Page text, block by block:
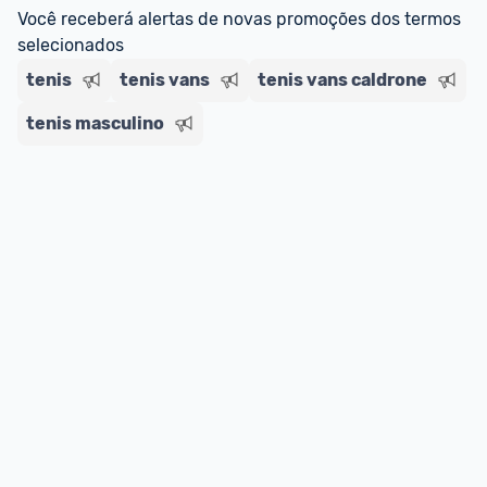
Entrega Expressa: A partir de 2 dias úteis.*
*Confira aqui
Você receberá alertas de novas promoções dos termos
selecionados
tenis
tenis vans tenis vans caldrone
tenis masculino